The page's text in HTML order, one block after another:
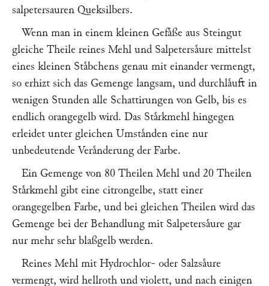
salpetersauren Queksilbers.
Wenn man in einem kleinen Gefaͤße aus Steingut
gleiche Theile reines Mehl und Salpetersaͤure mittelst
eines kleinen Staͤbchens genau mit einander vermengt,
so erhizt sich das Gemenge langsam, und durchlaͤuft in
wenigen Stunden alle Schattirungen von Gelb, bis es
endlich orangegelb wird. Das Staͤrkmehl hingegen
erleidet unter gleichen Umstaͤnden eine nur
unbedeutende Veraͤnderung der Farbe.
Ein Gemenge von 80 Theilen Mehl und 20 Theilen
Staͤrkmehl gibt eine citrongelbe, statt einer
orangegelben Farbe, und bei gleichen Theilen wird das
Gemenge bei der Behandlung mit Salpetersaͤure gar
nur mehr sehr blaßgelb werden.
Reines Mehl mit Hydrochlor- oder Salzsaͤure
vermengt, wird hellroth und violett, und nach einigen